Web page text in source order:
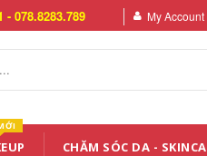
- 078.8283.789 My Account
CHĂM SÓC DA -